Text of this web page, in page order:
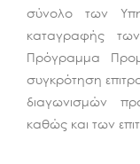
σύνολο των
καταγραφής
Πρόγραμμα
συγκρότηση
διαγωνισμών
καθώς και των